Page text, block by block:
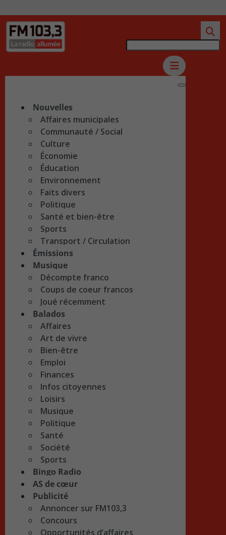
Nouvelles
Affaires municipales
Communauté / Social
Culture
Économie
Éducation
Environnement
Faits divers
Politique
Santé et bien-être
Sports
Transport / Circulation
Émissions
Musique
Décompte franco
Coups de coeur francos
Joué récemment
Balados
Affaires
Art de vivre
Bien-être
Emploi
Finances
Infos citoyennes
Loisirs
Musique
Politique
Santé
Société
Sports
Bingo Radio
AS de cœur
Publicité
Annoncer sur FM103,3
Concours
Opportunités d’affaires